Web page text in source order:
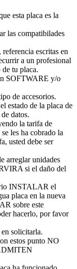
esta placa es la
las compatibilades
escritas en
a un profesional
de tu placa.
SOFTWARE y/o
de accesorios.
estado de la placa de
datos.
la tarifa de
les ha cobrado la
usted debe ser
arreglar unidades
si el daño del
INSTALAR el
placa en la nueva
sobre este
hacerlo, por favor
solicitarla.
estos punto NO